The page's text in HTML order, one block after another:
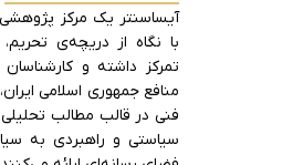
آیساسنتر یک مرکز
با نگاه از دریچه‌ی
تمرکز داشته و
منافع جمهوری اسلامی
فنی در قالب مطالب
سیاستی و راهبردی به